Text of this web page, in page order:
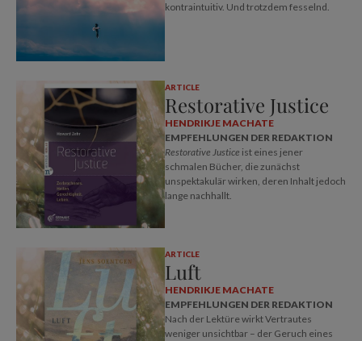
kontraintuitiv. Und trotzdem fesselnd.
ARTICLE
Restorative Justice
HENDRIKJE MACHATE
EMPFEHLUNGEN DER REDAKTION
Restorative Justice ist eines jener
schmalen Bücher, die zunächst
unspektakulär wirken, deren Inhalt jedoch
lange nachhallt.
ARTICLE
Luft
HENDRIKJE MACHATE
EMPFEHLUNGEN DER REDAKTION
Nach der Lektüre wirkt Vertrautes
weniger unsichtbar – der Geruch eines